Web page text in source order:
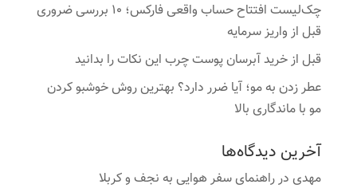
چک‌لیست افتتاح حساب واقعی فارکس؛ ۱۰ بررسی ضروری
قبل از واریز سرمایه
قبل از خرید آبرسان پوست چرب این نکات را بدانید
عطر زدن به مو؛ آیا ضرر دارد؟ بهترین روش خوشبو کردن
مو با ماندگاری بالا
آخرین دیدگاه‌ها
مهدیدرراهنمای سفر هوایی به نجف و کربلا